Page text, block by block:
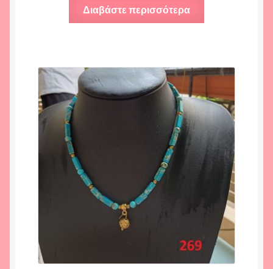
Διαβάστε περισσότερα